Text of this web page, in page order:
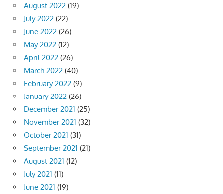
August 2022 (19)
July 2022 (22)
June 2022 (26)
May 2022 (12)
April 2022 (26)
March 2022 (40)
February 2022 (9)
January 2022 (26)
December 2021 (25)
November 2021 (32)
October 2021 (31)
September 2021 (21)
August 2021 (12)
July 2021 (11)
June 2021 (19)